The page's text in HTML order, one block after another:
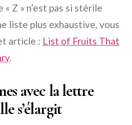
Z » n’est pas si stérile
liste plus exhaustive, vous
article : List of Fruits That
.
avec la lettre
s’élargit